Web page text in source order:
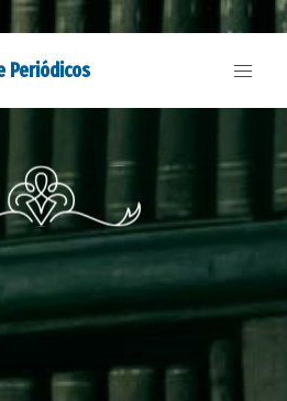
Periódicos